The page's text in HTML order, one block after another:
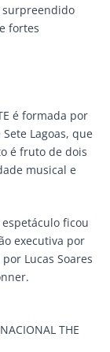
surpreendido
fortes
é formada por
Lagoas, que
é fruto de dois
musical e
ficou
executiva por
Lucas Soares
THE